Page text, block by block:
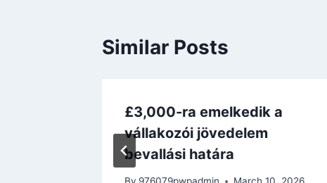
Similar Posts
£3,000-ra emelkedik a
vállakozói jövedelem
bevallási határa